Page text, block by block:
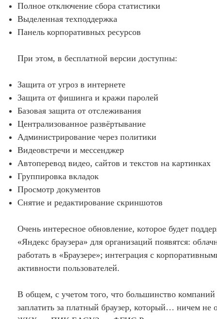
Полное отключение сбора статистики
Выделенная техподдержка
Панель корпоративных ресурсов
При этом, в бесплатной версии доступны:
Защита от угроз в интернете
Защита от фишинга и кражи паролей
Базовая защита от отслеживания
Централизованное развёртывание
Администрирование через политики
Видеовстречи и мессенджер
Автоперевод видео, сайтов и текстов на картинках
Группировка вкладок
Просмотр документов
Снятие и редактирование скриншотов
Очень интересное обновление, которое будет
«Яндекс браузера» для организаций появятся:
работать в «Браузере»; интеграция с
активности пользователей.
В общем, с учетом того, что большинство компаний
заплатить за платный браузер, который… ничем